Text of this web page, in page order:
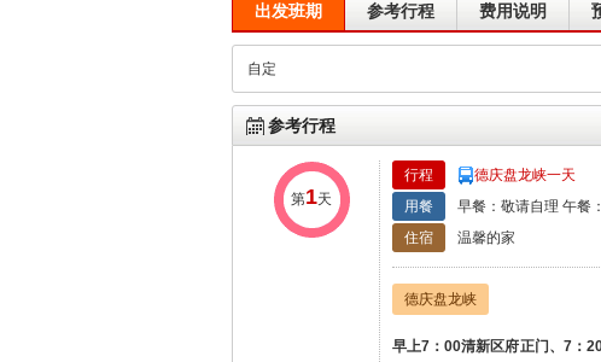
出发班期 参考行程 费用说明
自定
参考行程
第1天
行程
德庆盘龙峡一天
用餐
早餐：敬请自理 午餐
住宿
温馨的家
德庆盘龙峡
早上7：00清新区府正门、7：